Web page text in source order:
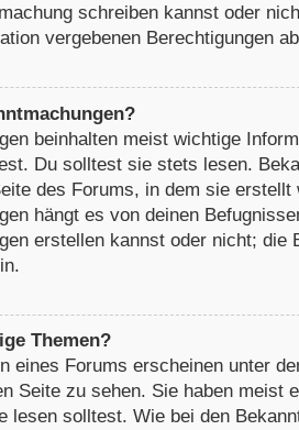
schreiben kannst oder
vergebenen Berechtigungen
beinhalten meist wichtige
Du solltest sie stets lesen.
des Forums, in dem sie erstellt
hängt es von deinen
erstellen kannst oder nicht; die
Themen?
eines Forums erscheinen unter
Seite zu sehen. Sie haben meist
lesen solltest. Wie bei den